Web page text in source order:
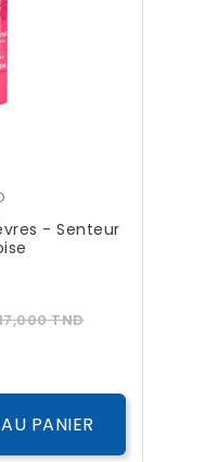
- Senteur
TNDPrix
PANIER